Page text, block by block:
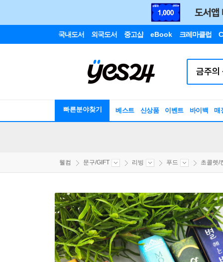
국내도서 외국도서 중고샵 eBook 크레마클럽
빠른분야찾기 베스트 신상품 이벤트 바이백 매
웰컴 문구/GIFT 리빙 푸드 초콜렛/